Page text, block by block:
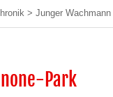
> Junger
Park